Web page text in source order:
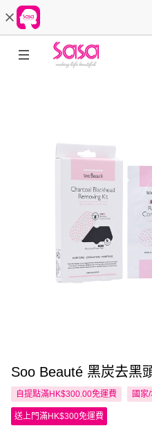
Soo Beauté 黑炭去黑
自提點滿HK$300.00免運費 國家
送上門滿HK$300免運費